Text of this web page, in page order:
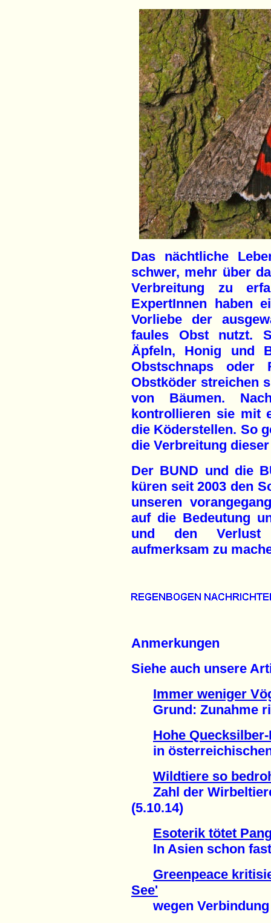
Das nächtliche
schwer, mehr über
Verbreitung zu
ExpertInnen haben
Vorliebe der
faules Obst nutzt.
Äpfeln, Honig und
Obstschnaps oder
Obstköder streichen
von Bäumen.
kontrollieren sie mit
die Köderstellen. So
die Verbreitung
Der BUND und die
küren seit 2003 den
unseren
auf die Bedeutung
und den Verlust
aufmerksam zu
Anmerkungen
Siehe auch unsere
Immer weniger
Grund: Zunahme
Hohe
in österreichischen
Wildtiere so
Zahl der
(5.10.14)
Esoterik tötet
In Asien schon fast
Greenpeace
See'
wegen Verbindung